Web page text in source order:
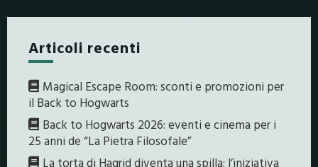
Articoli recenti
Magical Escape Room: sconti e promozioni per
il Back to Hogwarts
Back to Hogwarts 2026: eventi e cinema per i
25 anni de “La Pietra Filosofale”
La torta di Hagrid diventa una spilla: l’iniziativa